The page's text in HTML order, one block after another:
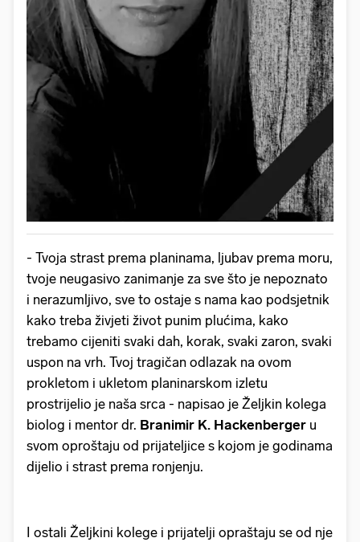
- Tvoja strast prema planinama, ljubav prema moru,
tvoje neugasivo zanimanje za sve što je nepoznato
i nerazumljivo, sve to ostaje s nama kao podsjetnik
kako treba živjeti život punim plućima, kako
trebamo cijeniti svaki dah, korak, svaki zaron, svaki
uspon na vrh. Tvoj tragičan odlazak na ovom
prokletom i ukletom planinarskom izletu
prostrijelio je naša srca - napisao je Željkin kolega
biolog i mentor dr. Branimir K. Hackenberger u
svom oproštaju od prijateljice s kojom je godinama
dijelio i strast prema ronjenju.
I ostali Željkini kolege i prijatelji opraštaju se od nje